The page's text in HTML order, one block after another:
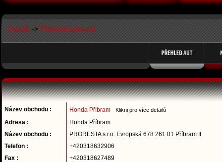
Garáž -> Přehled servisů
Název obchodu : Honda Příbram Klikni pro více detailů
Adresa :
Honda Příbram
Název obchodu :
PRORESTA s.r.o. Evropská 678 261 01 Příbram II
Telefon :
+420318632906
Fax :
+420318627489